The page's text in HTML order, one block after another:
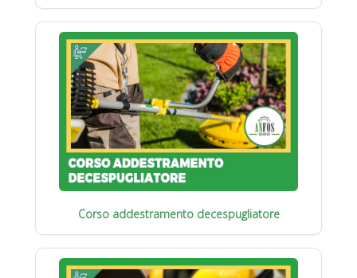
Corso addestramento decespugliatore